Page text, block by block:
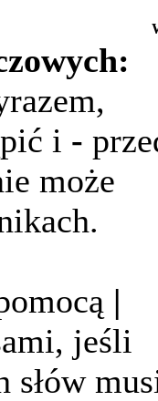
i -
może
|
jeśli
słów